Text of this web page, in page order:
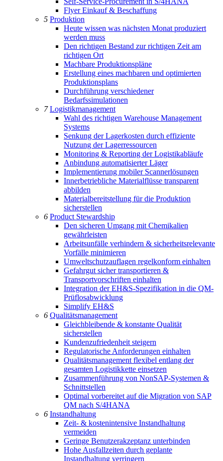
Flyer Einkauf & Beschaffung
5 Produktion
Heute wissen was nächsten Monat produziert
werden muss
Den richtigen Bestand zur richtigen Zeit am
richtigen Ort
Machbare Produktionspläne
Erstellung eines machbaren und optimierten
Produktionsplans
Durchführung verschiedener
Bedarfssimulationen
7Logistikmanagement
Wahl des richtigen Warehouse Management
Systems
Senkung der Lagerkosten durch effiziente
Nutzung der Lagerressourcen
Monitoring & Reporting der Logistikabläufe
Anbindung automatisierter Läger
Implementierung mobiler Scannerlösungen
Innerbetriebliche Materialflüsse transparent
abbilden
Materialbereitstellung für die Produktion
sicherstellen
6 Product Stewardship
Den sicheren Umgang mit Chemikalien
gewährleisten
Arbeitsunfälle verhindern & sicherheitsrelevante
Vorfälle minimieren
Umweltschutzauflagen regelkonform einhalten
Gefahrgut sicher transportieren &
Transportvorschriften einhalten
Integration der EH&S-Spezifikation in die QM-
Prüflosabwicklung
Simplify EH&S
6 Qualitätsmanagement
Gleichbleibende & konstante Qualität
sicherstellen
Kundenzufriedenheit steigern
Regulatorische Anforderungen einhalten
Qualitätsmanagement flexibel entlang der
gesamten Logistikkette einsetzen
Zusammenführung von NonSAP-Systemen &
Schnittstellen
Optimal vorbereitet auf die Migration von SAP
QM nach S/4HANA
6 Instandhaltung
Zeit- & kostenintensive Instandhaltung
vermeiden
Geringe Benutzerakzeptanz unterbinden
Hohe Ausfallzeiten durch geplante
Instandhaltung verringern